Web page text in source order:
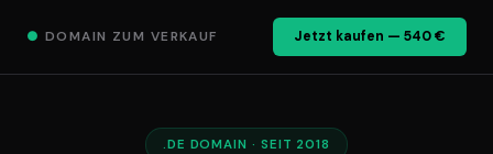
● DOMAIN ZUM VERKAUF Jetzt kaufen — 540 €
.DE DOMAIN · SEIT 2018